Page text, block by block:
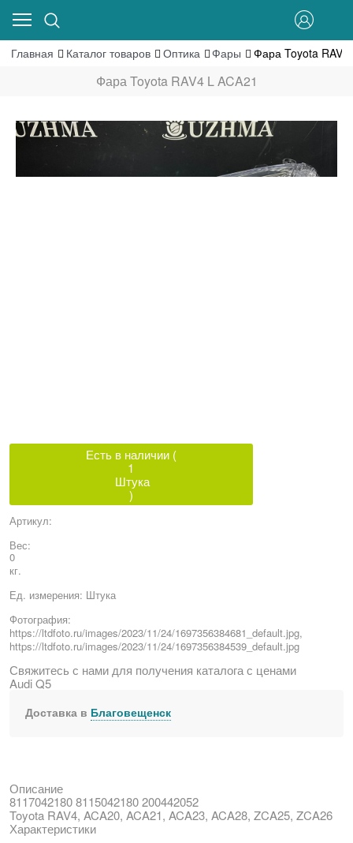
Главная Каталог товаров Оптика Фары Фара Toyota RAV4
Фара Toyota RAV4 L ACA21
Есть в наличии (
1
Штука
)
Артикул:
Вес:
0
кг.
Ед. измерения: Штука
Фотография:
https://ltdfoto.ru/images/2023/11/24/1697356384681_default.jpg,
https://ltdfoto.ru/images/2023/11/24/1697356384539_default.jpg
Свяжитесь с нами для получения каталога с ценами
Audi Q5
Доставка в Благовещенск
Описание
8117042180 8115042180 200442052
Toyota RAV4, ACA20, ACA21, ACA23, ACA28, ZCA25, ZCA26
Характеристики